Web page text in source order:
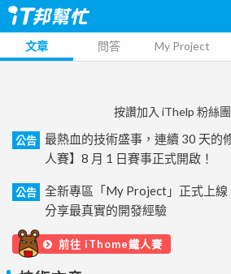
文章 問答 My Project
按讚加入 iThelp 粉絲
公告
最熱血的技術盛事，連續 30 天的
人賽】8 月 1 日賽事正式開啟！
公告
全新專區「My Project」正式上線
分享最真實的開發經驗
前往 iThome鐵人賽